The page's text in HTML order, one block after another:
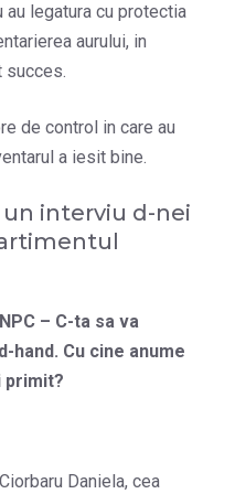
legatura cu protectia
aurului, in
succes.
de control in care au
a iesit bine.
interviu d-nei
– C-ta sa va
Cu cine anume
primit?
Daniela, cea